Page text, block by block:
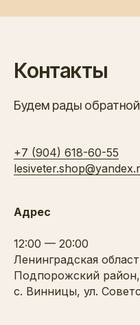
Контакты
Будем рады
+7 (904) 618-60-55
Адрес
12:00 — 20:00
Ленинградская
Подпорожский район,
с. Винницы, ул.